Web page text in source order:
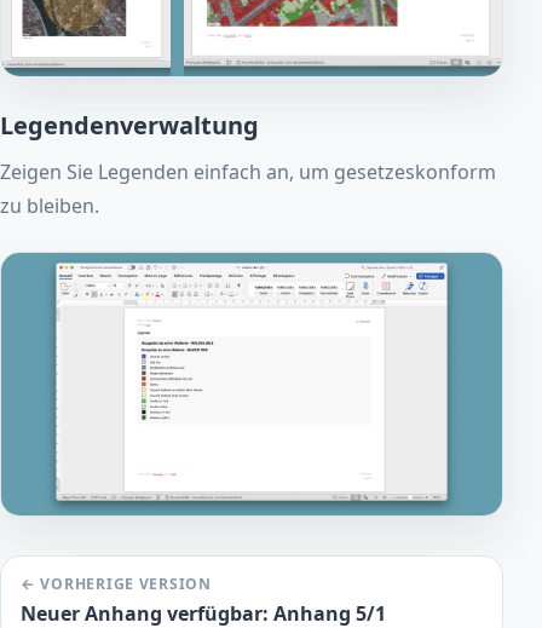
Legendenverwaltung
Zeigen Sie Legenden einfach an, um gesetzeskonform
zu bleiben.
← VORHERIGE VERSION
Neuer Anhang verfügbar: Anhang 5/1